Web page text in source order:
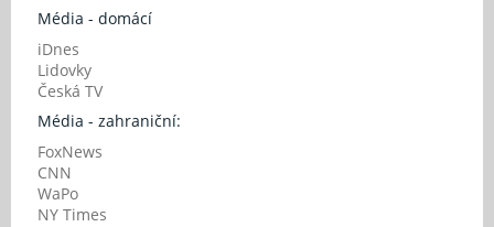
Média - domácí
iDnes
Lidovky
Česká TV
Média - zahraniční:
FoxNews
CNN
WaPo
NY Times